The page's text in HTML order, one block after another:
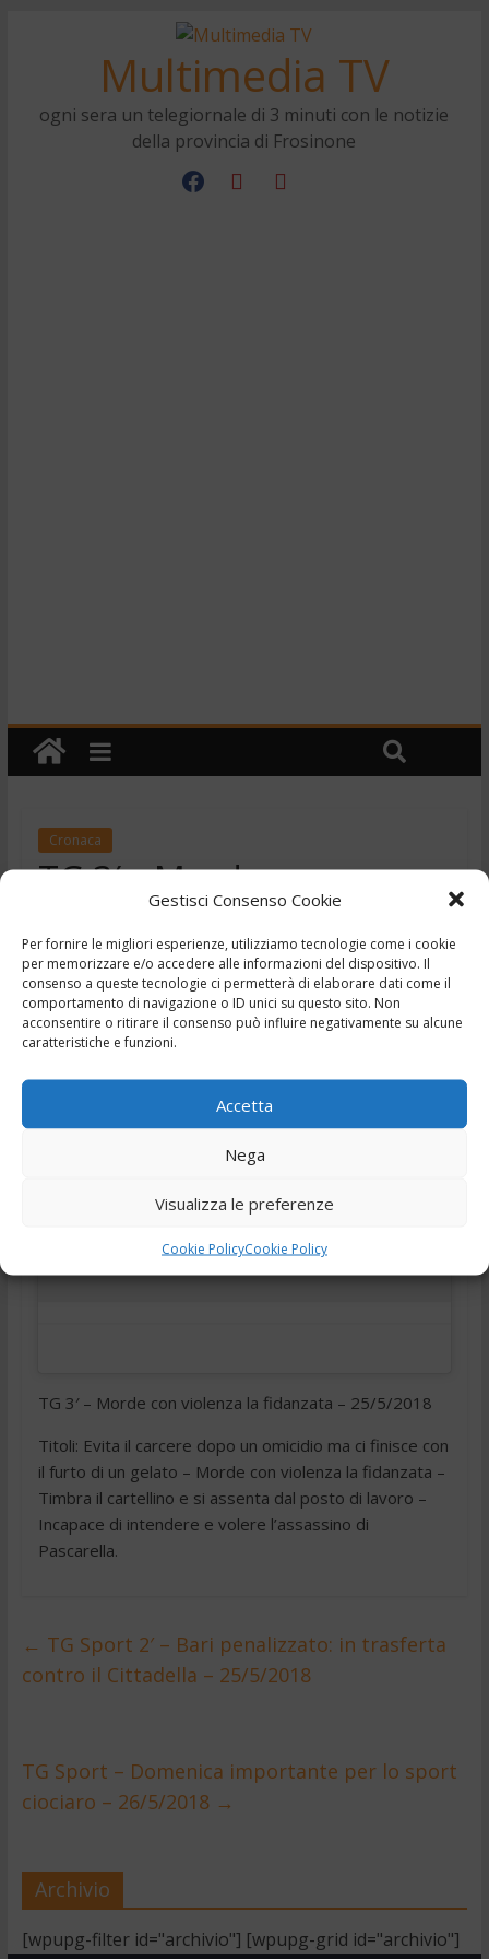
Gestisci Consenso Cookie
Per fornire le migliori esperienze, utilizziamo tecnologie come i cookie
per memorizzare e/o accedere alle informazioni del dispositivo. Il
consenso a queste tecnologie ci permetterà di elaborare dati come il
comportamento di navigazione o ID unici su questo sito. Non
acconsentire o ritirare il consenso può influire negativamente su alcune
caratteristiche e funzioni.
Accetta
Nega
Visualizza le preferenze
Cookie PolicyCookie Policy
Multimedia TV
ogni sera un telegiornale di 3 minuti con le notizie
della provincia di Frosinone
Cronaca
TG 3′ – Morde con
violenza la fidanzata –
25/5/2018
25 Maggio 2018 "Tg Frosinone",Ciociaria,h24,news ,
Notizie,provincia di Frosinone,tg 24
Fai clic per accettare i cookie marketing e
TG 3′ – Morde con violenza la fidanzata – 25/5/2018
Titoli: Evita il carcere dopo un omicidio ma ci finisce con
il furto di un gelato – Morde con violenza la fidanzata –
Timbra il cartellino e si assenta dal posto di lavoro –
Incapace di intendere e volere l’assassino di
Pascarella.
← TG Sport 2′ – Bari penalizzato: in trasferta
contro il Cittadella – 25/5/2018
TG Sport – Domenica importante per lo sport
ciociaro – 26/5/2018 →
Archivio
[wpupg-filter id="archivio"] [wpupg-grid id="archivio"]